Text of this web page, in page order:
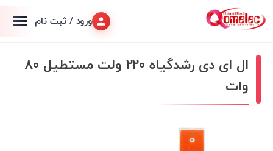
ورود / ثبت نام
ال ای دی رشدگیاه 220 ولت مستطیل 80
وات